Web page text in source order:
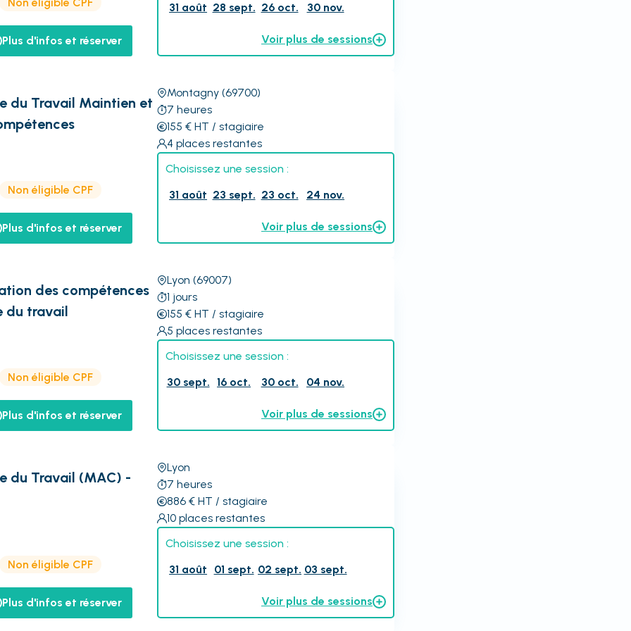
Plus d'infos et réserver
31 août 28 sept. 26 oct. 30 nov.
Voir plus de sessions
du Travail Maintien et
Non éligible CPF
Plus d'infos et réserver
Montagny (69700)
7 heures
155 € HT / stagiaire
4 places restantes
Choisissez une session :
31 août 23 sept. 23 oct. 24 nov.
Voir plus de sessions
des compétences
du travail
Non éligible CPF
Plus d'infos et réserver
Lyon (69007)
1 jours
155 € HT / stagiaire
5 places restantes
Choisissez une session :
30 sept. 16 oct. 30 oct. 04 nov.
Voir plus de sessions
du Travail (MAC) -
Non éligible CPF
Plus d'infos et réserver
Lyon
7 heures
886€ HT / stagiaire
10 places restantes
Choisissez une session :
31 août
01 sept. 02 sept. 03 sept.
Voir plus de sessions